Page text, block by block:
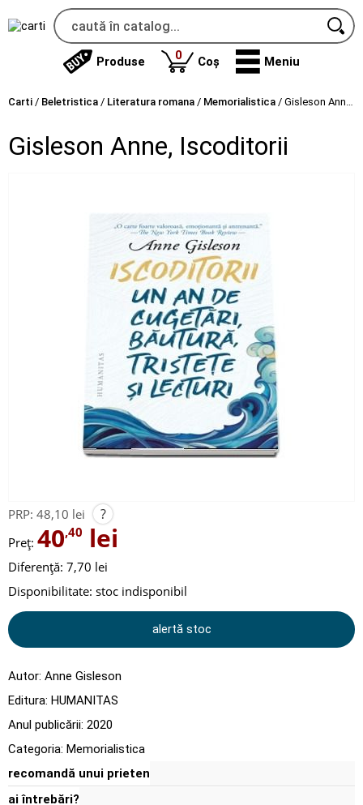
Produse 0produse
Coș Meniu
Carti / Beletristica / Literatura romana / Memorialistica / Gisleson Anne, Iscoditorii
Gisleson Anne, Iscoditorii
PRP: 48,10 lei ?
Preț: 40,40 lei
Diferență: 7,70 lei
Disponibilitate: stoc indisponibil
alertă stoc
Autor: Anne Gisleson
Editura: HUMANITAS
Anul publicării: 2020
Categoria: Memorialistica
recomandă unui prieten
ai întrebări?